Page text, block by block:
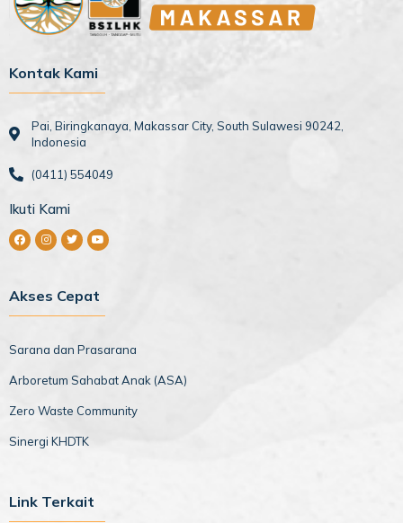
Kontak Kami
Pai, Biringkanaya, Makassar City, South Sulawesi 90242,
Indonesia
(0411) 554049
Ikuti Kami
Akses Cepat
Sarana dan Prasarana
Arboretum Sahabat Anak (ASA)
Zero Waste Community
Sinergi KHDTK
Link Terkait